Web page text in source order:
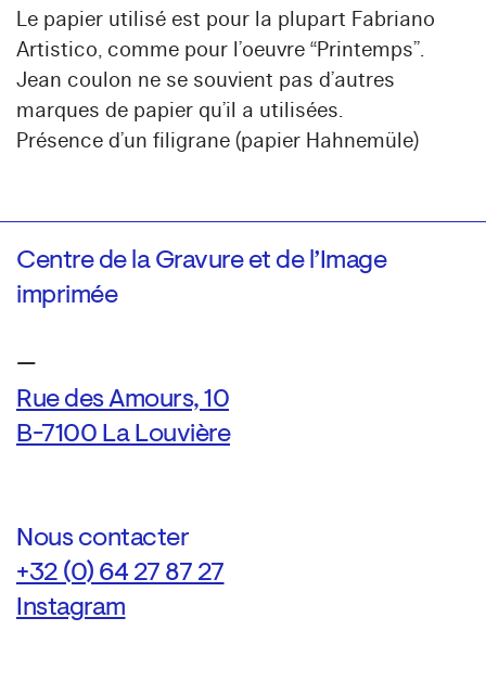
Le papier utilisé est pour la plupart Fabriano
Artistico, comme pour l’oeuvre “Printemps”.
Jean coulon ne se souvient pas d’autres
marques de papier qu’il a utilisées.
Présence d’un filigrane (papier Hahnemüle)
Centre de la Gravure et de l’Image
imprimée
—
Rue des Amours, 10
B-7100 La Louvière
Nous contacter
+32 (0) 64 27 87 27
Instagram